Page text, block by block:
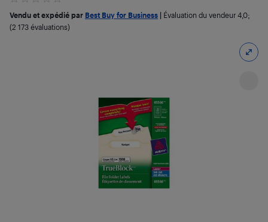
Vendu et expédié par Best Buy for Business Évaluation du vendeur 4,0;
(2 173 évaluations)